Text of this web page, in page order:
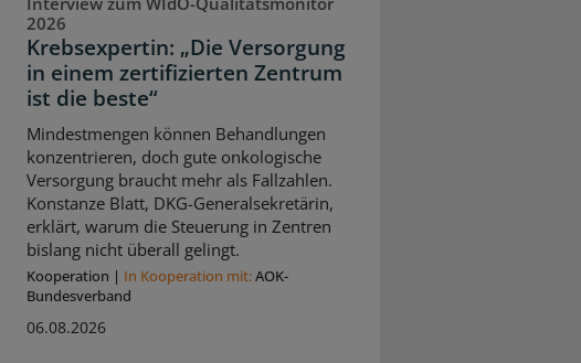
2026
Krebsexpertin: „Die Versorgung
in einem zertifizierten Zentrum
ist die beste“
Mindestmengen können Behandlungen
konzentrieren, doch gute onkologische
Versorgung braucht mehr als Fallzahlen.
Konstanze Blatt, DKG-Generalsekretärin,
erklärt, warum die Steuerung in Zentren
bislang nicht überall gelingt.
Kooperation | In Kooperation mit:AOK-
Bundesverband
06.08.2026